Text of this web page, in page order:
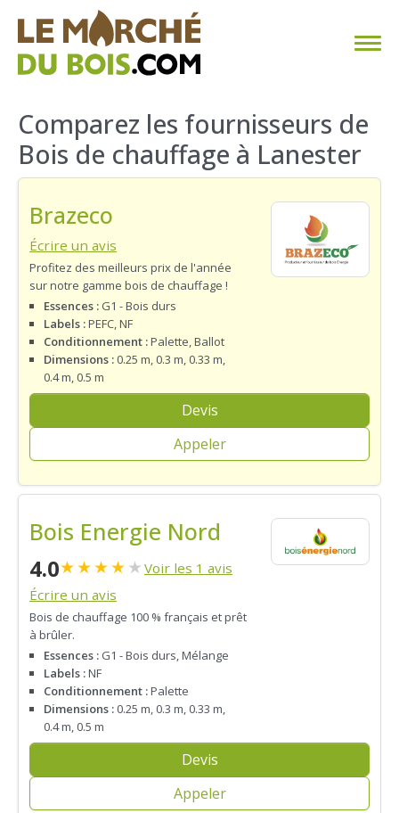
CHAUFFAGE AU BOIS
FAQ
TROUVER SON FOURNISSEUR
BLOG
ESPACE PRO
Comparez les fournisseurs de
Bois de chauffage à Lanester
Brazeco
Écrire un avis
Profitez des meilleurs prix de l'année
sur notre gamme bois de chauffage !
Essences : G1 - Bois durs
Labels :PEFC, NF
Conditionnement :Palette, Ballot
Dimensions : 0.25 m, 0.3 m, 0.33 m,
0.4 m, 0.5 m
Devis
Appeler
Bois Energie Nord
4.0★★★★★ Voir les 1 avis
Écrire un avis
Bois de chauffage 100 % français et prêt
à brûler.
Essences : G1 - Bois durs, Mélange
Labels :NF
Conditionnement :Palette
Dimensions : 0.25 m, 0.3 m, 0.33 m,
0.4 m, 0.5 m
Devis
Appeler